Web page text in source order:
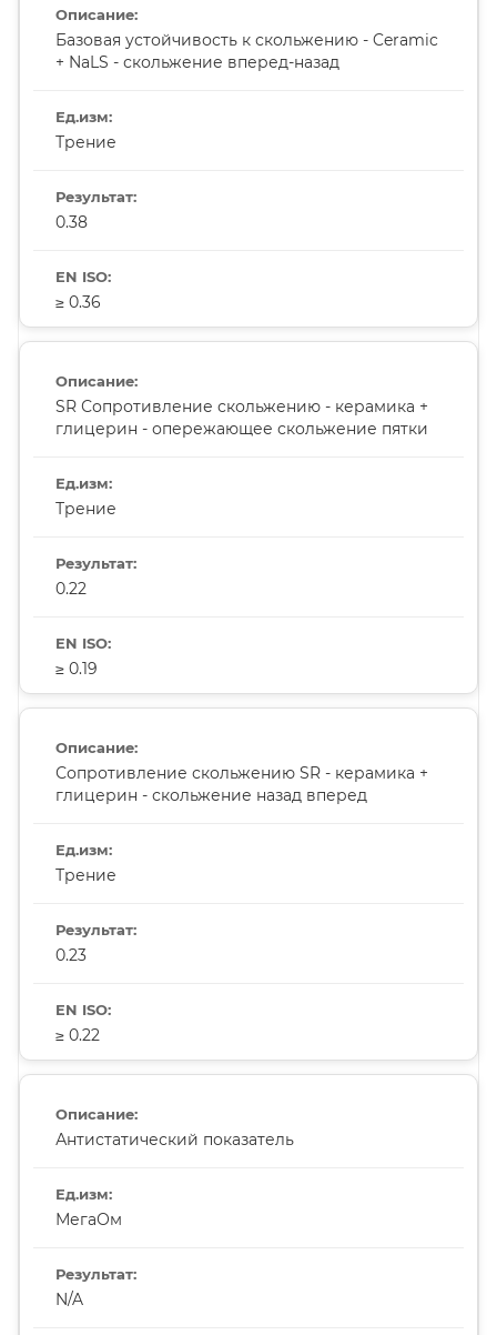
Базовая устойчивость к скольжению - Ceramic
+ NaLS - скольжение вперед-назад
Трение
0.38
≥ 0.36
SR Сопротивление скольжению - керамика +
глицерин - опережающее скольжение пятки
Трение
0.22
≥ 0.19
Сопротивление скольжению SR - керамика +
глицерин - скольжение назад вперед
Трение
0.23
≥ 0.22
Антистатический показатель
МегаОм
N/A